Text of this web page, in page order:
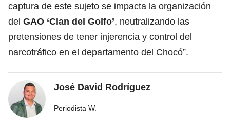
captura de este sujeto se impacta la organización
del GAO ‘Clan del Golfo’, neutralizando las
pretensiones de tener injerencia y control del
narcotráfico en el departamento del Chocó”.
José David Rodríguez
Periodista W.